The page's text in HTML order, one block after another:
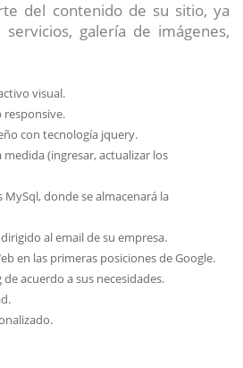
del contenido de su sitio, ya
galería de imágenes,
visual.
responsive.
con tecnología jquery.
(ingresar, actualizar los
MySql, donde se almacenará la
al email de su empresa.
en las primeras posiciones de Google.
acuerdo a sus necesidades.